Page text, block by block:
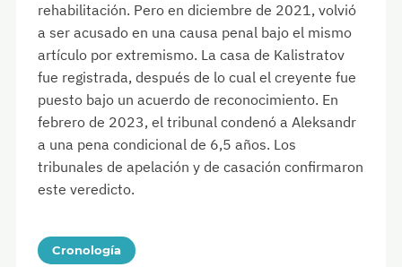
rehabilitación. Pero en diciembre de 2021, volvió
a ser acusado en una causa penal bajo el mismo
artículo por extremismo. La casa de Kalistratov
fue registrada, después de lo cual el creyente fue
puesto bajo un acuerdo de reconocimiento. En
febrero de 2023, el tribunal condenó a Aleksandr
a una pena condicional de 6,5 años. Los
tribunales de apelación y de casación confirmaron
este veredicto.
Cronología